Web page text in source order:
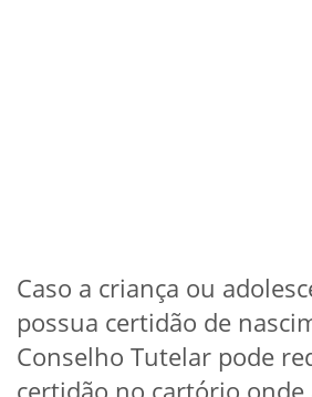
Caso a criança ou
possua certidão de
Conselho Tutelar pode
certidão no cartório onde